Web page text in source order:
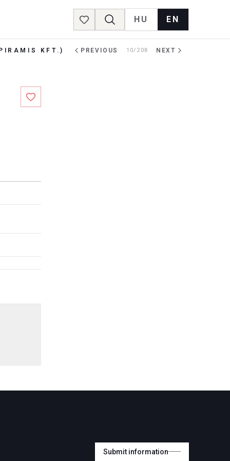
Favorites
HU EN
KFT.) PREVIOUS 10/208 NEXT
Submit information